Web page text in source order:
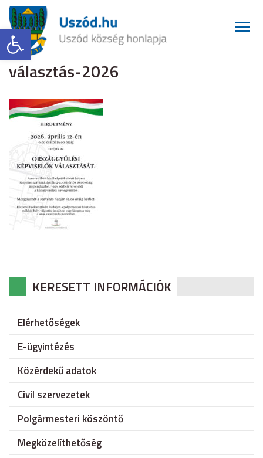
Eszköztár megnyitása
választás-2026
KERESETT INFORMÁCIÓK
Elérhetőségek
E-ügyintézés
Közérdekű adatok
Civil szervezetek
Polgármesteri köszöntő
Megközelíthetőség